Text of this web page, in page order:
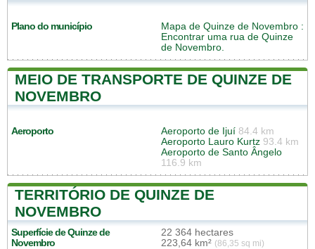
Plano do município Mapa de Quinze de Novembro :
Encontrar uma rua de Quinze
de Novembro.
MEIO DE TRANSPORTE DE QUINZE DE
NOVEMBRO
Aeroporto Aeroporto de Ijuí 84.4 km
Aeroporto Lauro Kurtz 93.4 km
Aeroporto de Santo Ângelo
116.9 km
TERRITÓRIO DE QUINZE DE
NOVEMBRO
Superfície de Quinze de
Novembro
22 364 hectares
223,64 km² (86,35 sq mi)